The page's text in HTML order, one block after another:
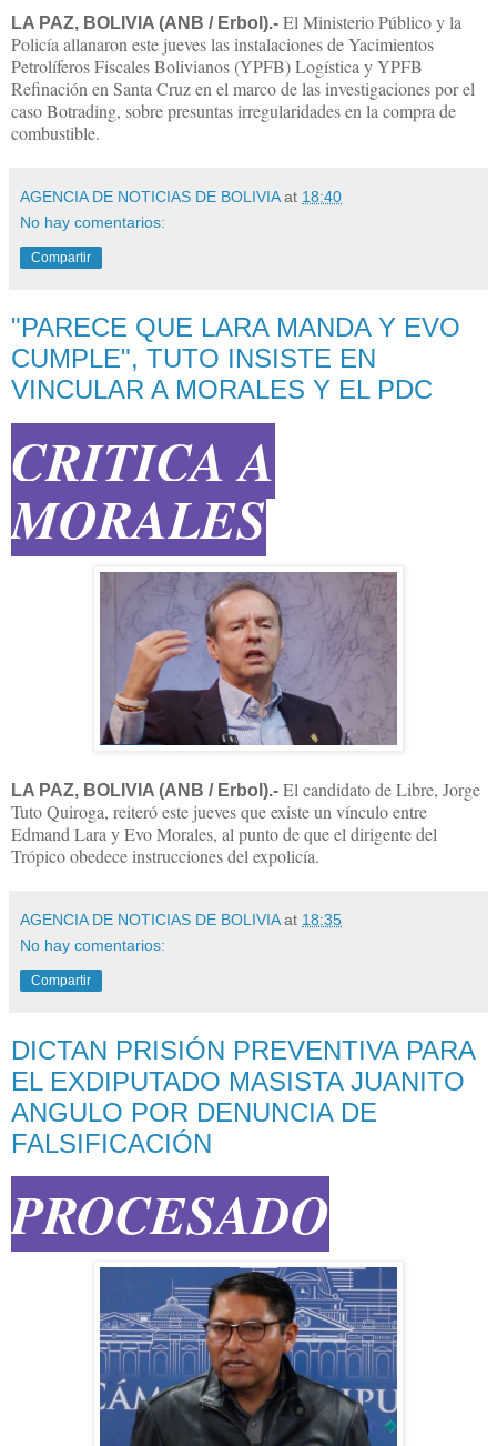
LA PAZ, BOLIVIA (ANB / Erbol).- El Ministerio Público y la
Policía allanaron este jueves las instalaciones de Yacimientos
Petrolíferos Fiscales Bolivianos (YPFB) Logística y YPFB
Refinación en Santa Cruz en el marco de las investigaciones por el
caso Botrading, sobre presuntas irregularidades en la compra de
combustible.
AGENCIA DE NOTICIAS DE BOLIVIA at 18:40
No hay comentarios:
Compartir
"PARECE QUE LARA MANDA Y EVO
CUMPLE", TUTO INSISTE EN
VINCULAR A MORALES Y EL PDC
CRITICA A
MORALES
LA PAZ, BOLIVIA (ANB / Erbol).- El candidato de Libre, Jorge
Tuto Quiroga, reiteró este jueves que existe un vínculo entre
Edmand Lara y Evo Morales, al punto de que el dirigente del
Trópico obedece instrucciones del expolicía.
AGENCIA DE NOTICIAS DE BOLIVIA at 18:35
No hay comentarios:
Compartir
DICTAN PRISIÓN PREVENTIVA PARA
EL EXDIPUTADO MASISTA JUANITO
ANGULO POR DENUNCIA DE
FALSIFICACIÓN
PROCESADO